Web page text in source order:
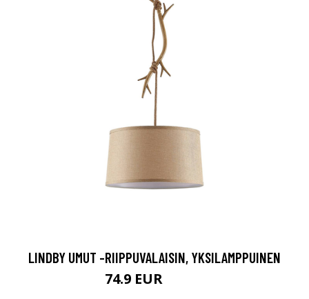
LINDBY UMUT -RIIPPUVALAISIN, YKSILAMPPUINEN
74.9 EUR